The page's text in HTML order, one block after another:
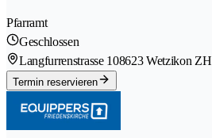
Pfarramt
Geschlossen
Langfurrenstrasse 108623 Wetzikon ZH
Termin reservieren